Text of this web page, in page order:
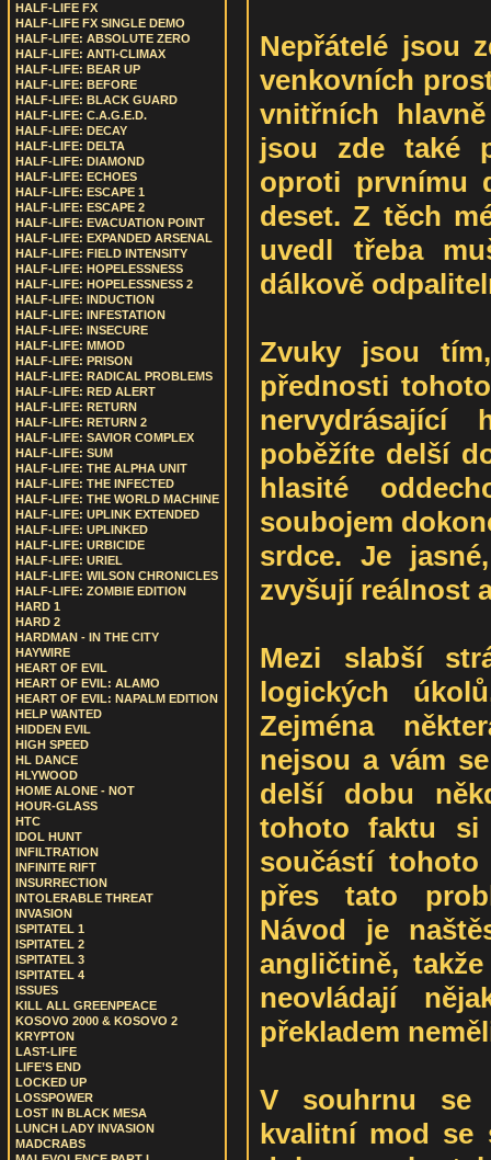
HALF-LIFE FX
HALF-LIFE FX SINGLE DEMO
HALF-LIFE: ABSOLUTE ZERO
HALF-LIFE: ANTI-CLIMAX
HALF-LIFE: BEAR UP
HALF-LIFE: BEFORE
HALF-LIFE: BLACK GUARD
HALF-LIFE: C.A.G.E.D.
HALF-LIFE: DECAY
HALF-LIFE: DELTA
HALF-LIFE: DIAMOND
HALF-LIFE: ECHOES
HALF-LIFE: ESCAPE 1
HALF-LIFE: ESCAPE 2
HALF-LIFE: EVACUATION POINT
HALF-LIFE: EXPANDED ARSENAL
HALF-LIFE: FIELD INTENSITY
HALF-LIFE: HOPELESSNESS
HALF-LIFE: HOPELESSNESS 2
HALF-LIFE: INDUCTION
HALF-LIFE: INFESTATION
HALF-LIFE: INSECURE
HALF-LIFE: MMOD
HALF-LIFE: PRISON
HALF-LIFE: RADICAL PROBLEMS
HALF-LIFE: RED ALERT
HALF-LIFE: RETURN
HALF-LIFE: RETURN 2
HALF-LIFE: SAVIOR COMPLEX
HALF-LIFE: SUM
HALF-LIFE: THE ALPHA UNIT
HALF-LIFE: THE INFECTED
HALF-LIFE: THE WORLD MACHINE
HALF-LIFE: UPLINK EXTENDED
HALF-LIFE: UPLINKED
HALF-LIFE: URBICIDE
HALF-LIFE: URIEL
HALF-LIFE: WILSON CHRONICLES
HALF-LIFE: ZOMBIE EDITION
HARD 1
HARD 2
HARDMAN - IN THE CITY
HAYWIRE
HEART OF EVIL
HEART OF EVIL: ALAMO
HEART OF EVIL: NAPALM EDITION
HELP WANTED
HIDDEN EVIL
HIGH SPEED
HL DANCE
HLYWOOD
HOME ALONE - NOT
HOUR-GLASS
HTC
IDOL HUNT
INFILTRATION
INFINITE RIFT
INSURRECTION
INTOLERABLE THREAT
INVASION
ISPITATEL 1
ISPITATEL 2
ISPITATEL 3
ISPITATEL 4
ISSUES
KILL ALL GREENPEACE
KOSOVO 2000 & KOSOVO 2
KRYPTON
LAST-LIFE
LIFE’S END
LOCKED UP
LOSSPOWER
LOST IN BLACK MESA
LUNCH LADY INVASION
MADCRABS
Nepřátelé jsou
venkovních
vnitřních
jsou zde také
oproti prvnímu
deset. Z těch
uvedl třeba
dálkově
Zvuky jsou
přednosti
poběžíte delší
hlasité
soubojem
srdce. Je
zvyšují reálnost
Mezi slabší
logických
Zejména
nejsou a vám
delší dobu
tohoto faktu si
součástí
přes tato
Návod je
angličtině,
neovládají
překladem
V souhrnu se
kvalitní mod se